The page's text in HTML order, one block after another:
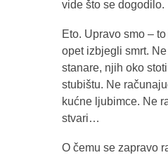
vide što se dogodilo.
Eto. Upravo smo –
opet izbjegli smrt.
stanare, njih oko
stubištu. Ne
kućne ljubimce. Ne
stvari…
O čemu se zapravo